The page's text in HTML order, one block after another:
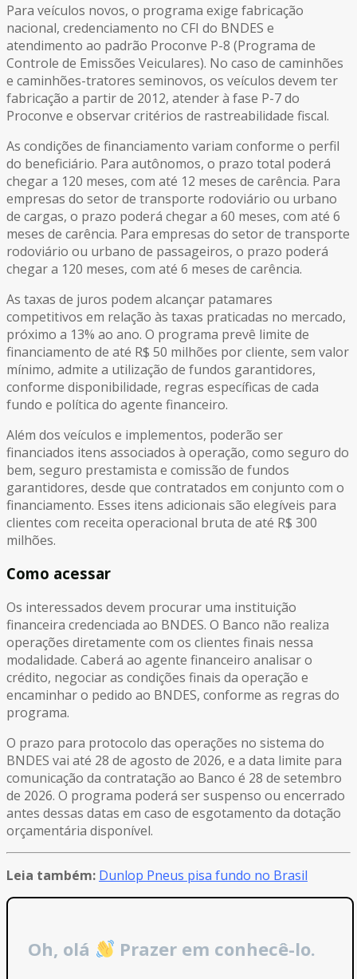
Para veículos novos, o programa exige fabricação
nacional, credenciamento no CFI do BNDES e
atendimento ao padrão Proconve P-8 (Programa de
Controle de Emissões Veiculares). No caso de caminhões
e caminhões-tratores seminovos, os veículos devem ter
fabricação a partir de 2012, atender à fase P-7 do
Proconve e observar critérios de rastreabilidade fiscal.
As condições de financiamento variam conforme o perfil
do beneficiário. Para autônomos, o prazo total poderá
chegar a 120 meses, com até 12 meses de carência. Para
empresas do setor de transporte rodoviário ou urbano
de cargas, o prazo poderá chegar a 60 meses, com até 6
meses de carência. Para empresas do setor de transporte
rodoviário ou urbano de passageiros, o prazo poderá
chegar a 120 meses, com até 6 meses de carência.
As taxas de juros podem alcançar patamares
competitivos em relação às taxas praticadas no mercado,
próximo a 13% ao ano. O programa prevê limite de
financiamento de até R$ 50 milhões por cliente, sem valor
mínimo, admite a utilização de fundos garantidores,
conforme disponibilidade, regras específicas de cada
fundo e política do agente financeiro.
Além dos veículos e implementos, poderão ser
financiados itens associados à operação, como seguro do
bem, seguro prestamista e comissão de fundos
garantidores, desde que contratados em conjunto com o
financiamento. Esses itens adicionais são elegíveis para
clientes com receita operacional bruta de até R$ 300
milhões.
Como acessar
Os interessados devem procurar uma instituição
financeira credenciada ao BNDES. O Banco não realiza
operações diretamente com os clientes finais nessa
modalidade. Caberá ao agente financeiro analisar o
crédito, negociar as condições finais da operação e
encaminhar o pedido ao BNDES, conforme as regras do
programa.
O prazo para protocolo das operações no sistema do
BNDES vai até 28 de agosto de 2026, e a data limite para
comunicação da contratação ao Banco é 28 de setembro
de 2026. O programa poderá ser suspenso ou encerrado
antes dessas datas em caso de esgotamento da dotação
orçamentária disponível.
Leia também: Dunlop Pneus pisa fundo no Brasil
Oh, olá Prazer em conhecê-lo.